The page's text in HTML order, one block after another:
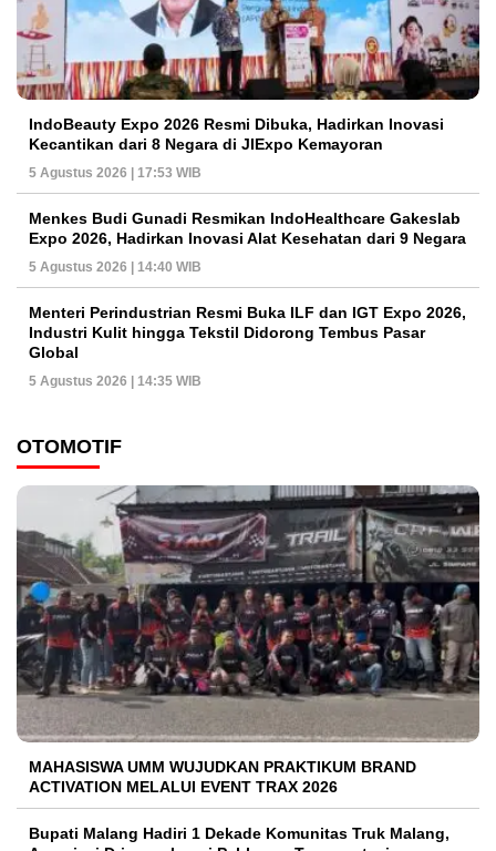
IndoBeauty Expo 2026 Resmi Dibuka, Hadirkan Inovasi
Kecantikan dari 8 Negara di JIExpo Kemayoran
5 Agustus 2026 | 17:53 WIB
Menkes Budi Gunadi Resmikan IndoHealthcare Gakeslab
Expo 2026, Hadirkan Inovasi Alat Kesehatan dari 9 Negara
5 Agustus 2026 | 14:40 WIB
Menteri Perindustrian Resmi Buka ILF dan IGT Expo 2026,
Industri Kulit hingga Tekstil Didorong Tembus Pasar
Global
5 Agustus 2026 | 14:35 WIB
OTOMOTIF
MAHASISWA UMM WUJUDKAN PRAKTIKUM BRAND
ACTIVATION MELALUI EVENT TRAX 2026
Bupati Malang Hadiri 1 Dekade Komunitas Truk Malang,